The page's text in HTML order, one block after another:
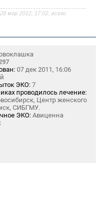
28 мар 2012, 17:02, всего
07 дек 2011, 16:06
ЭКО: 7
проводилось лечение:
Центр женского
СИБГМУ.
ЭКО: Авиценна